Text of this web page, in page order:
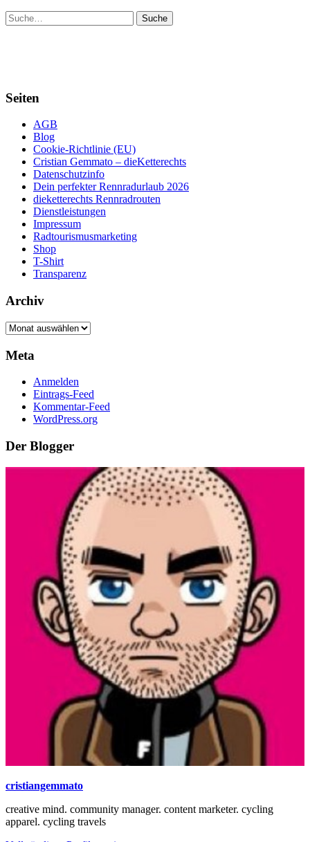
Suche
Seiten
AGB
Blog
Cookie-Richtlinie (EU)
Cristian Gemmato – dieKetterechts
Datenschutzinfo
Dein perfekter Rennradurlaub 2026
dieketterechts Rennradrouten
Dienstleistungen
Impressum
Radtourismusmarketing
Shop
T-Shirt
Transparenz
Archiv
Archiv
Meta
Anmelden
Eintrags-Feed
Kommentar-Feed
WordPress.org
Der Blogger
cristiangemmato
creative mind. community manager. content marketer. cycling
apparel. cycling travels